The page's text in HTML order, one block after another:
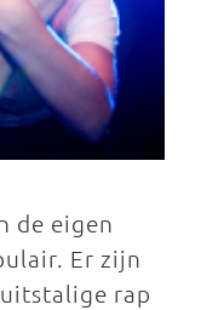
de eigen
Er zijn
rap